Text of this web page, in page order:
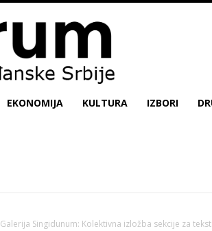
EKONOMIJA KULTURA IZBORI
Galerija Singidunum: Kolektivna izložba sekcije za